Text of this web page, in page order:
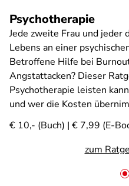
Psychotherapie
Jede zweite Frau und
Lebens an einer
Betroffene Hilfe bei
Angstattacken? Dieser
Psychotherapie leisten
und wer die Kosten
€ 10,- (Buch) | € 7,99 (E-
zum